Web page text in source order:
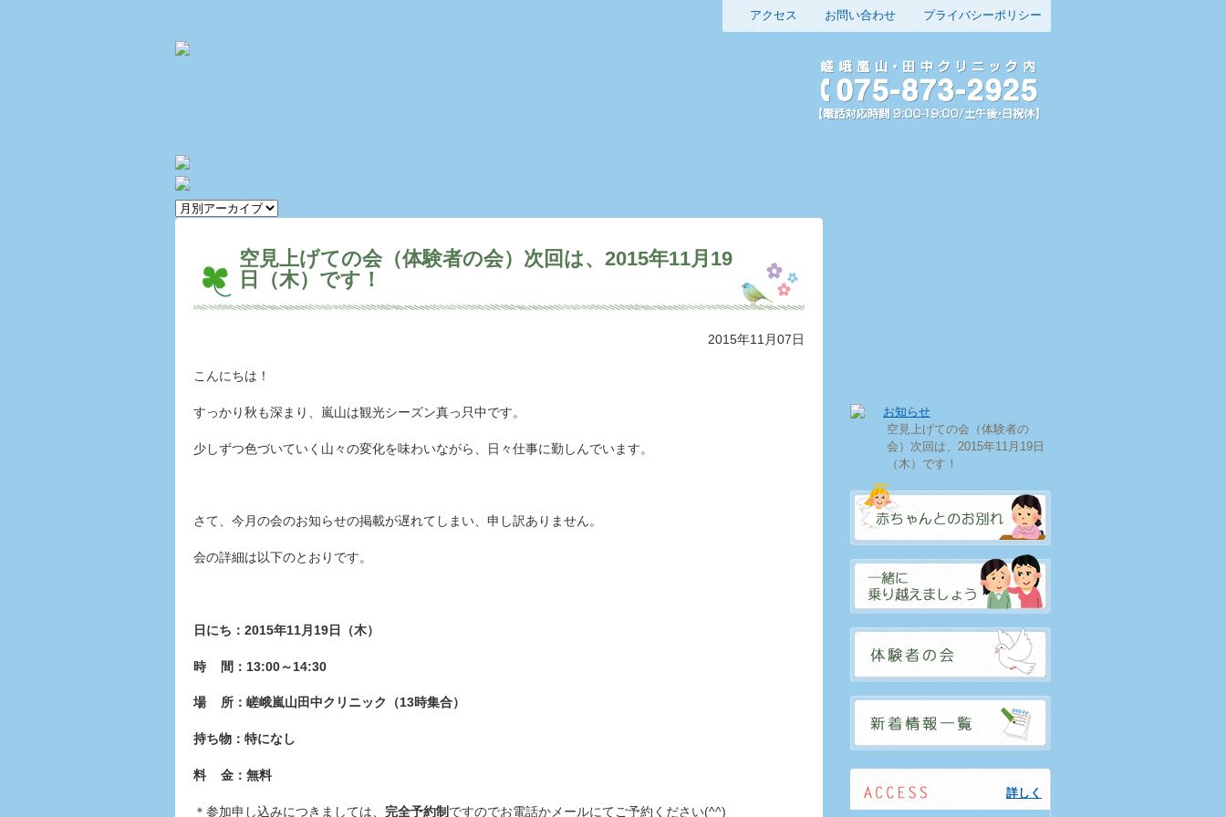
アクセス お問い合わせ プライバシーポリシー
空見上げての会（体験者の会）次回は、2015年11月19
日（木）です！
2015年11月07日
こんにちは！
すっかり秋も深まり、嵐山は観光シーズン真っ只中です。
少しずつ色づいていく山々の変化を味わいながら、日々仕事に勤しんでいます。
さて、今月の会のお知らせの掲載が遅れてしまい、申し訳ありません。
会の詳細は以下のとおりです。
日にち：2015年11月19日（木）
時 間：13:00～14:30
場 所：嵯峨嵐山田中クリニック（13時集合）
持ち物：特になし
料 金：無料
＊参加申し込みにつきましては、 完全予約制 ですのでお電話かメールにてご予約ください(^^)
お知らせ
空見上げての会（体験者の
会）次回は、2015年11月19日
（木）です！
詳しく